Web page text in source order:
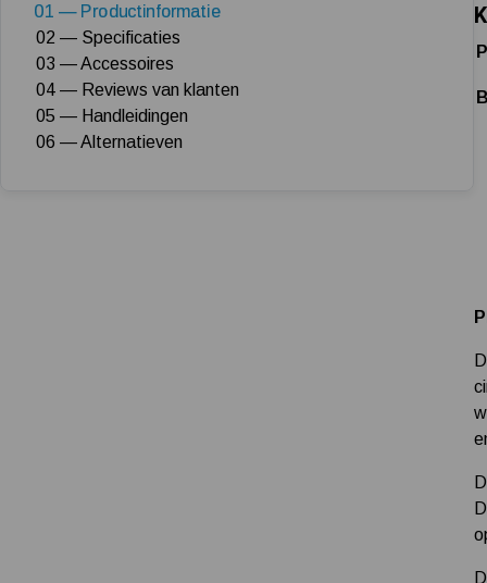
01 — Productinformatie
02 — Specificaties
03 — Accessoires
04 — Reviews van klanten
05 — Handleidingen
06 — Alternatieven